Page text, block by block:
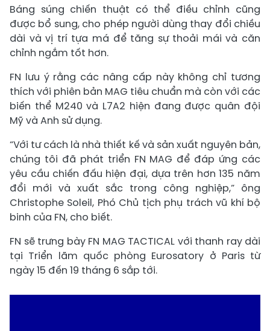
Báng súng chiến thuật có thể điều chỉnh cũng
được bổ sung, cho phép người dùng thay đổi chiều
dài và vị trí tựa má để tăng sự thoải mái và căn
chỉnh ngắm tốt hơn.
FN lưu ý rằng các nâng cấp này không chỉ tương
thích với phiên bản MAG tiêu chuẩn mà còn với các
biến thể M240 và L7A2 hiện đang được quân đội
Mỹ và Anh sử dụng.
“Với tư cách là nhà thiết kế và sản xuất nguyên bản,
chúng tôi đã phát triển FN MAG để đáp ứng các
yêu cầu chiến đấu hiện đại, dựa trên hơn 135 năm
đổi mới và xuất sắc trong công nghiệp,” ông
Christophe Soleil, Phó Chủ tịch phụ trách vũ khí bộ
binh của FN, cho biết.
FN sẽ trưng bày FN MAG TACTICAL với thanh ray dài
tại Triển lãm quốc phòng Eurosatory ở Paris từ
ngày 15 đến 19 tháng 6 sắp tới.